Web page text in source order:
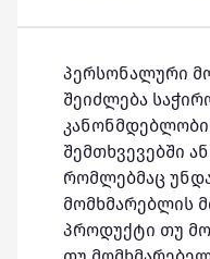
პერსონალური
შეიძლება
შემთხვევებში
რომლებმაც
მომხმარებლის
პროდუქტი თუ